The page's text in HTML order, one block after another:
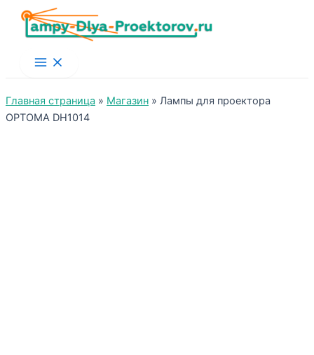
Main
Menu
Главная страница » Магазин » Лампы для проектора
OPTOMA DH1014